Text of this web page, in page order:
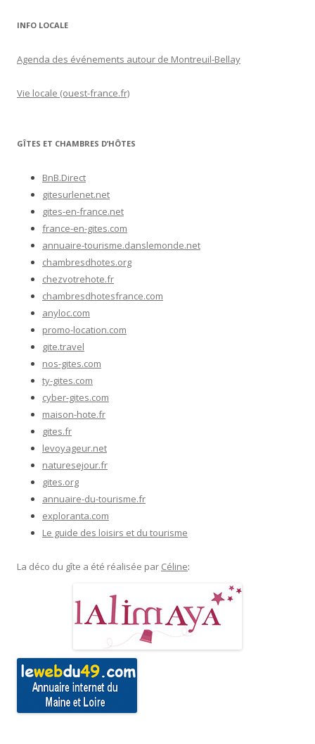
INFO LOCALE
Agenda des événements autour de Montreuil-Bellay
Vie locale (ouest-france.fr)
GÎTES ET CHAMBRES D’HÔTES
BnB.Direct
gitesurlenet.net
gites-en-france.net
france-en-gites.com
annuaire-tourisme.danslemonde.net
chambresdhotes.org
chezvotrehote.fr
chambresdhotesfrance.com
anyloc.com
promo-location.com
gite.travel
nos-gites.com
ty-gites.com
cyber-gites.com
maison-hote.fr
gites.fr
levoyageur.net
naturesejour.fr
gites.org
annuaire-du-tourisme.fr
exploranta.com
Le guide des loisirs et du tourisme
La déco du gîte a été réalisée par Céline: